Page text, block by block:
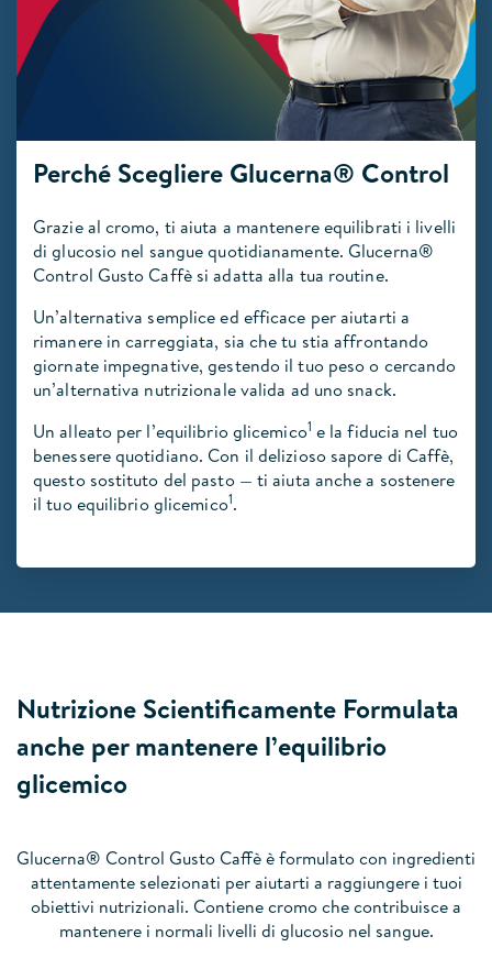
Perché Scegliere Glucerna® Control
Grazie al cromo, ti aiuta a mantenere equilibrati i livelli
di glucosio nel sangue quotidianamente. Glucerna®
Control Gusto Caffè si adatta alla tua routine.
Un’alternativa semplice ed efficace per aiutarti a
rimanere in carreggiata, sia che tu stia affrontando
giornate impegnative, gestendo il tuo peso o cercando
un’alternativa nutrizionale valida ad uno snack.
Un alleato per l’equilibrio glicemico1 e la fiducia nel tuo
benessere quotidiano. Con il delizioso sapore di Caffè,
questo sostituto del pasto — ti aiuta anche a sostenere
il tuo equilibrio glicemico1.
Nutrizione Scientificamente Formulata
anche per mantenere l’equilibrio
glicemico
Glucerna® Control Gusto Caffè è formulato con ingredienti
attentamente selezionati per aiutarti a raggiungere i tuoi
obiettivi nutrizionali. Contiene cromo che contribuisce a
mantenere i normali livelli di glucosio nel sangue.